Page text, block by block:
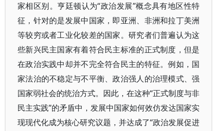
家相区别。亨廷顿认为“政治发展”概念具有地区性特
征，针对的是发展中国家，即亚洲、非洲和拉丁美洲
等较穷或者工业化较差的国家。研究者们普遍认为这
些新兴民主国家有着符合民主标准的正式制度，但是
在政治实践中却并不完全符合民主的特征。例如，国
家法治的不稳定与不平衡、政治强人的治理模式、强
国家弱社会的统治方式。因此，在这种“正式制度与非
民主实践”的矛盾中，发展中国家如何效仿发达国家实
现现代化成为核心研究议题，并达成了“政治发展促进